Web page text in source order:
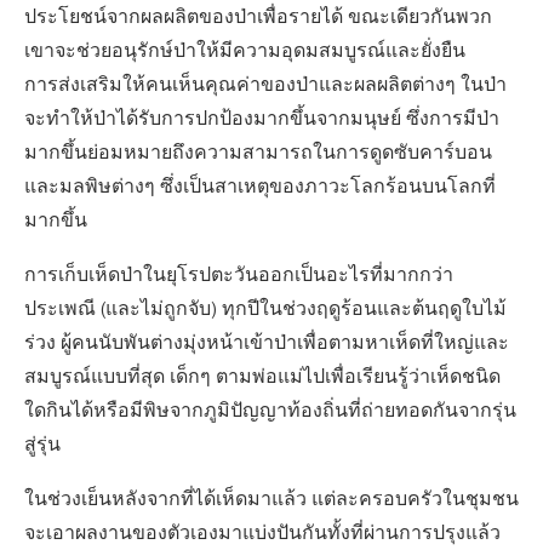
ประโยชน์จากผลผลิตของป่าเพื่อรายได้ ขณะเดียวกันพวก
เขาจะช่วยอนุรักษ์ป่าให้มีความอุดมสมบูรณ์และยั่งยืน
การส่งเสริมให้คนเห็นคุณค่าของป่าและผลผลิตต่างๆ ในป่า
จะทำให้ป่าได้รับการปกป้องมากขึ้นจากมนุษย์ ซึ่งการมีป่า
มากขึ้นย่อมหมายถึงความสามารถในการดูดซับคาร์บอน
และมลพิษต่างๆ ซึ่งเป็นสาเหตุของภาวะโลกร้อนบนโลกที่
มากขึ้น
การเก็บเห็ดป่าในยุโรปตะวันออกเป็นอะไรที่มากกว่า
ประเพณี (และไม่ถูกจับ) ทุกปีในช่วงฤดูร้อนและต้นฤดูใบไม้
ร่วง ผู้คนนับพันต่างมุ่งหน้าเข้าป่าเพื่อตามหาเห็ดที่ใหญ่และ
สมบูรณ์แบบที่สุด เด็กๆ ตามพ่อแม่ไปเพื่อเรียนรู้ว่าเห็ดชนิด
ใดกินได้หรือมีพิษจากภูมิปัญญาท้องถิ่นที่ถ่ายทอดกันจากรุ่น
สู่รุ่น
ในช่วงเย็นหลังจากที่ได้เห็ดมาแล้ว แต่ละครอบครัวในชุมชน
จะเอาผลงานของตัวเองมาแบ่งปันกันทั้งที่ผ่านการปรุงแล้ว